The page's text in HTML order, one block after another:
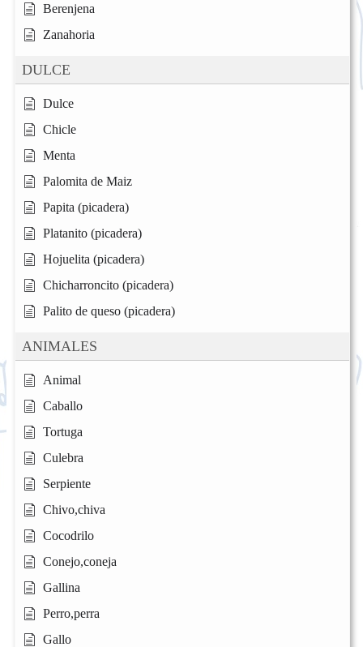
Berenjena
Zanahoria
DULCE
Dulce
Chicle
Menta
Palomita de Maiz
Papita (picadera)
Platanito (picadera)
Hojuelita (picadera)
Chicharroncito (picadera)
Palito de queso (picadera)
ANIMALES
Animal
Caballo
Tortuga
Culebra
Serpiente
Chivo,chiva
Cocodrilo
Conejo,coneja
Gallina
Perro,perra
Gallo